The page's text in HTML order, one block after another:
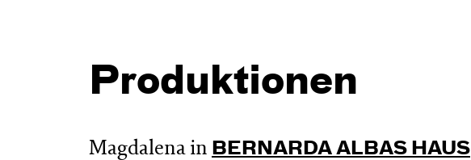
Produktionen
Magdalena in BERNARDA ALBAS HAUS